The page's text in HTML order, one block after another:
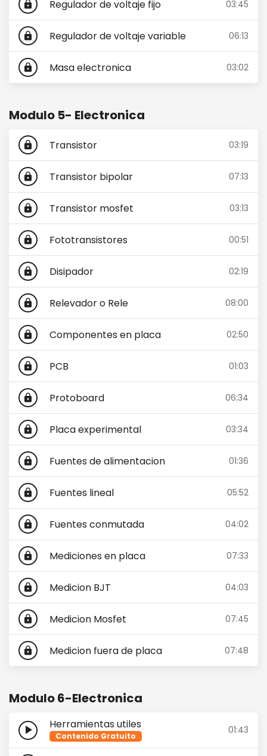
lock Regulador de voltaje fijo 03:45
lock Regulador de voltaje variable 06:13
lock Masa electronica 03:02
Modulo 5- Electronica
lock Transistor 03:19
lock Transistor bipolar 07:13
lock Transistor mosfet 03:13
lock Fototransistores 00:51
lock Disipador 02:19
lock Relevador o Rele 08:00
lock Componentes en placa 02:50
lock PCB 01:03
lock Protoboard 06:34
lock Placa experimental 03:34
lock Fuentes de alimentacion 01:36
lock Fuentes lineal 05:52
lock Fuentes conmutada 04:02
lock Mediciones en placa 07:33
lock Medicion BJT 04:03
lock Medicion Mosfet 07:45
lock Medicion fuera de placa 07:48
Modulo 6-Electronica
play_arrow Herramientas utiles
Contenido Gratuito
01:43